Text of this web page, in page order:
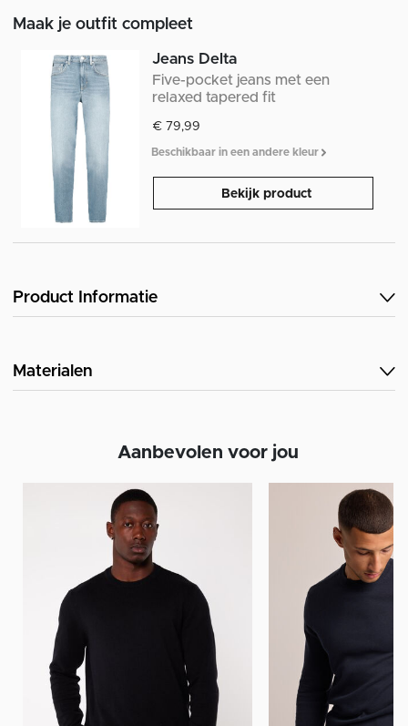
Maak je outfit compleet
Jeans Delta
Five-pocket jeans met een
relaxed tapered fit
€ 79,99
Beschikbaar in een andere kleur
Bekijk product
Product Informatie
Materialen
Aanbevolen voor jou